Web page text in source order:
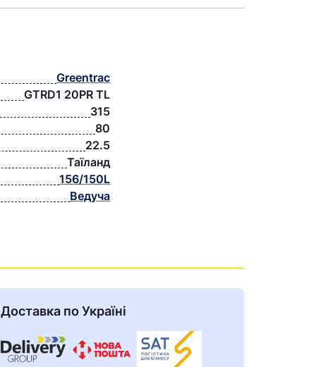
Greentrac
GTRD1 20PR TL
315
80
22.5
Таїланд
156/150L
Ведуча
Доставка по Україні